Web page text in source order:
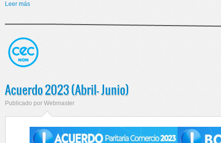
Leer más
Acuerdo 2023 (Abril- Junio)
Publicado por Webmaster